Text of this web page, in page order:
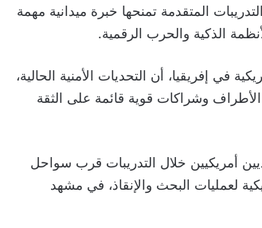
المتقدمة تمنحها خبرة ميدانية مهمة
الذكية والحرب الرقمية.
في إفريقيا، أن التحديات الأمنية الحالية،
الأطراف وشراكات قوية قائمة على الثقة
أمريكيين خلال التدريبات قرب سواحل
لعمليات البحث والإنقاذ، في مشهد